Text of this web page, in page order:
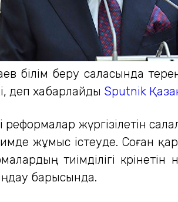
білім беру саласында
деп хабарлайды Sputnik
реформалар жүргізілетін
жұмыс істеуде. Соған
тиімділігі
барысында.